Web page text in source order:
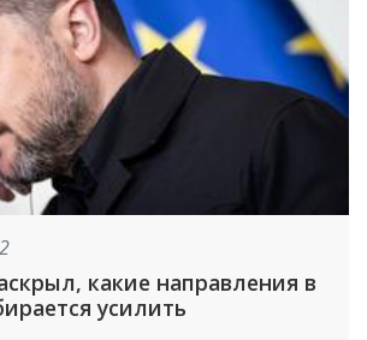
какие направления в
усилить